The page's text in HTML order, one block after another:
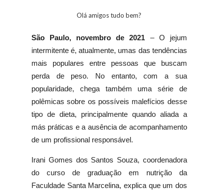
Olá amigos tudo bem?
São Paulo, novembro de 2021 – O jejum
intermitente é, atualmente, umas das tendências
mais populares entre pessoas que buscam
perda de peso. No entanto, com a sua
popularidade, chega também uma série de
polêmicas sobre os possíveis malefícios desse
tipo de dieta, principalmente quando aliada a
más práticas e a ausência de acompanhamento
de um profissional responsável.
Irani Gomes dos Santos Souza, coordenadora
do curso de graduação em nutrição da
Faculdade Santa Marcelina, explica que um dos